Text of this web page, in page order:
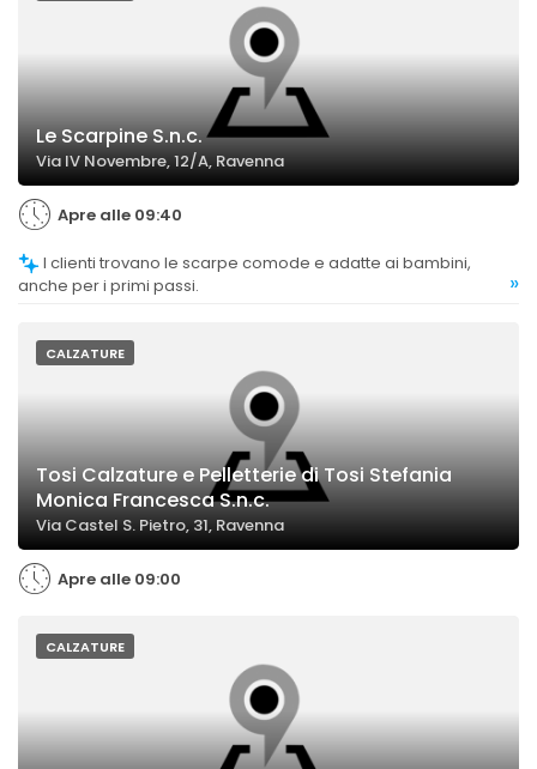
Le Scarpine S.n.c.
Via IV Novembre, 12/A, Ravenna
Apre alle 09:40
anche per i primi passi.
»
CALZATURE
Tosi Calzature e Pelletterie di Tosi Stefania
Monica Francesca S.n.c.
Via Castel S. Pietro, 31, Ravenna
Apre alle 09:00
CALZATURE